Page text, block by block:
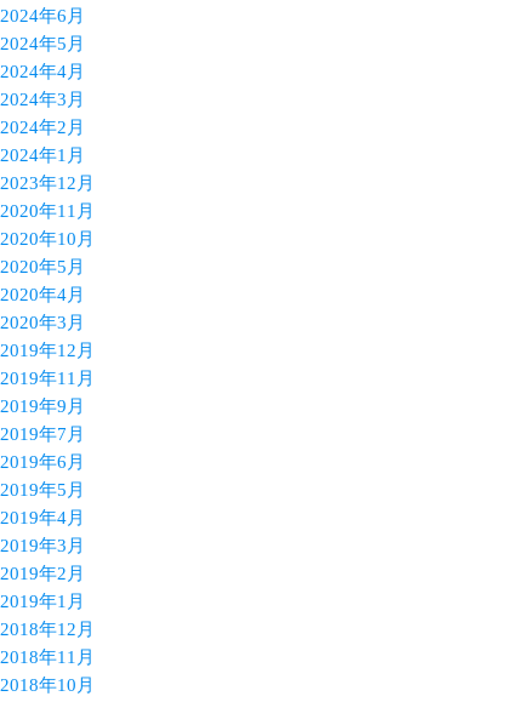
2024年6月
2024年5月
2024年4月
2024年3月
2024年2月
2024年1月
2023年12月
2020年11月
2020年10月
2020年5月
2020年4月
2020年3月
2019年12月
2019年11月
2019年9月
2019年7月
2019年6月
2019年5月
2019年4月
2019年3月
2019年2月
2019年1月
2018年12月
2018年11月
2018年10月